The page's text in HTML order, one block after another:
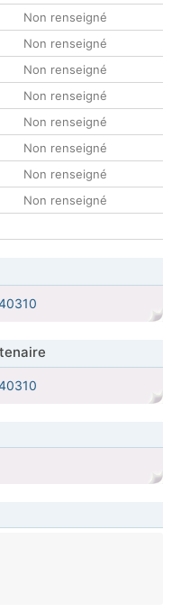
Non renseigné
Non renseigné
Non renseigné
Non renseigné
Non renseigné
Non renseigné
Non renseigné
Non renseigné